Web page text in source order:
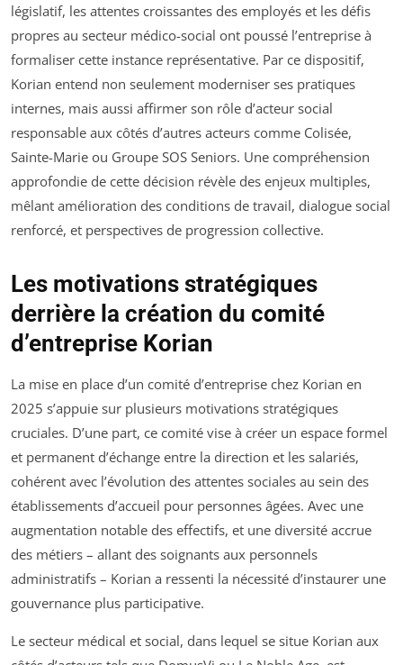
législatif, les attentes croissantes des employés et les défis
propres au secteur médico-social ont poussé l’entreprise à
formaliser cette instance représentative. Par ce dispositif,
Korian entend non seulement moderniser ses pratiques
internes, mais aussi affirmer son rôle d’acteur social
responsable aux côtés d’autres acteurs comme Colisée,
Sainte-Marie ou Groupe SOS Seniors. Une compréhension
approfondie de cette décision révèle des enjeux multiples,
mêlant amélioration des conditions de travail, dialogue social
renforcé, et perspectives de progression collective.
Les motivations stratégiques
derrière la création du comité
d’entreprise Korian
La mise en place d’un comité d’entreprise chez Korian en
2025 s’appuie sur plusieurs motivations stratégiques
cruciales. D’une part, ce comité vise à créer un espace formel
et permanent d’échange entre la direction et les salariés,
cohérent avec l’évolution des attentes sociales au sein des
établissements d’accueil pour personnes âgées. Avec une
augmentation notable des effectifs, et une diversité accrue
des métiers – allant des soignants aux personnels
administratifs – Korian a ressenti la nécessité d’instaurer une
gouvernance plus participative.
Le secteur médical et social, dans lequel se situe Korian aux